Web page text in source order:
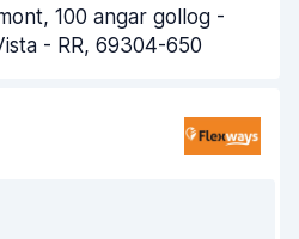
8,8
100 angar gollog -
- RR, 69304-650